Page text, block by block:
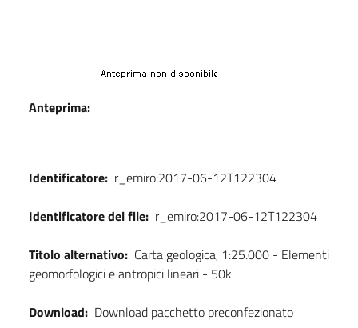
Anteprima:
Identificatore: r_emiro:2017-06-12T122304
Identificatore del file: r_emiro:2017-06-12T122304
Titolo alternativo: Carta geologica, 1:25.000 - Elementi
geomorfologici e antropici lineari - 50k
Download: Download pacchetto preconfezionato